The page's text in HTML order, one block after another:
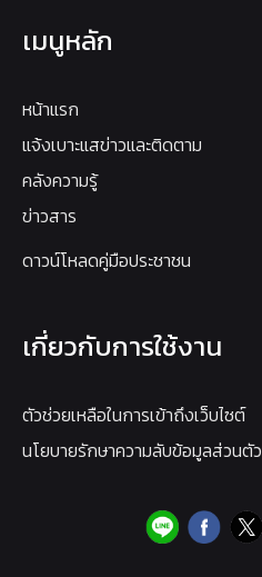
เมนูหลัก
หน้าแรก
แจ้งเบาะแสข่าวและติดตาม
คลังความรู้
ข่าวสาร
ดาวน์โหลดคู่มือประชาชน
เกี่ยวกับการใช้งาน
ตัวช่วยเหลือในการเข้าถึงเว็บไซต์
นโยบายรักษาความลับข้อมูลส่วนตัว